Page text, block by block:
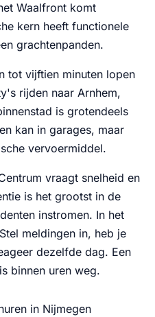
Waalfront komt
kern heeft functionele
grachtenpanden.
tot vijftien minuten lopen
rijden naar Arnhem,
is grotendeels
kan in garages, maar
vervoermiddel.
vraagt snelheid en
is het grootst in de
instromen. In het
meldingen in, heb je
dezelfde dag. Een
binnen uren weg.
in Nijmegen